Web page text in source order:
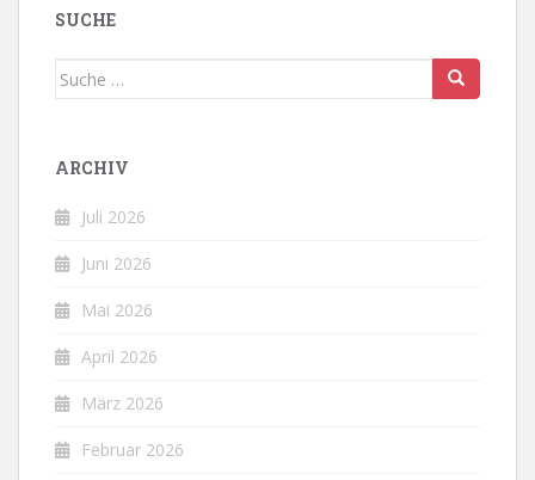
SUCHE
Suche
ARCHIV
Juli 2026
Juni 2026
Mai 2026
April 2026
März 2026
Februar 2026